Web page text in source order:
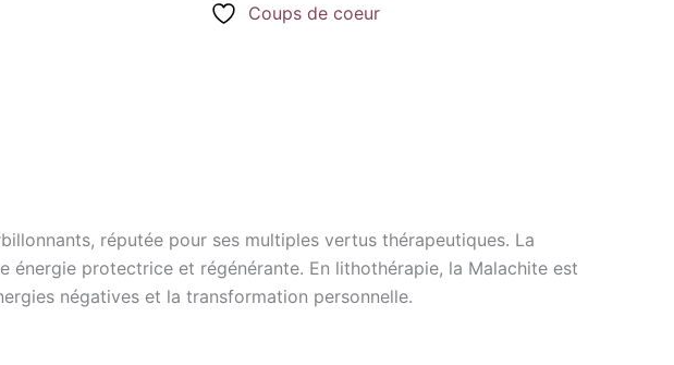
Coups de coeur
réputée pour ses multiples vertus thérapeutiques. La
protectrice et régénérante. En lithothérapie, la Malachite est
négatives et la transformation personnelle.